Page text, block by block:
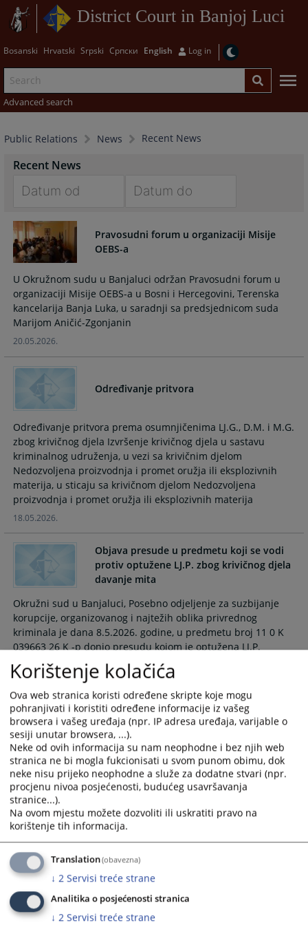
District Court in Banjoj Luci
Bosanski Hrvatski Srpski Српски English Log in
Advanced search
Public Relations News Recent News
Recent News
forward
to
interact
with
the
calendar
and
select
date.
Press
question
mark
key
to
get
the
keyboard
shortcuts
for
changing
dates.
forward
to
with
the
calendar
and
the
mark
key
to
get
the
keyboard
for
changing
dates.
Pravosudni forum u organizaciji Misije
OEBS-a
U Okružnom sudu u Banjaluci održan Pravosudni forum u
organizaciji Misije OEBS-a u Bosni i Hercegovini, Terenska
kancelarija Banja Luka, u saradnji sa predsjednicom suda
Marijom Aničić-Zgonjanin
20.05.2026.
Određivanje pritvora
Određivanje pritvora prema osumnjičenima LJ.G., D.M. i M.G.
zbog krivičnog djela Izvršenje krivičnog djela u sastavu
kriminalnog udruženja, u vezi sa krivičnim djelom
Nedozvoljena proizvodnja i promet oružja ili eksplozivnih
materija, u sticaju sa krivičnom djelom Nedozvoljena
proizvodnja i promet oružja ili eksplozivnih materija
18.05.2026.
Objava presude u predmetu koji se vodi
protiv optužene LJ.P. zbog krivičnog djela
davanje mita
Okružni sud u Banjaluci, Posebno odjeljenje za suzbijanje
korupcije, organizovanog i najtežih oblika privrednog
kriminala je dana 8.5.2026. godine, u predmetu broj 11 0 K
039663 26 K -p donio presudu kojom je optužena LJ.P.
oglašen krivom što je počinila krivično djelo davanje mita iz
člana 320. stav 1. Krivičnog zakonika Republike Srpske
08.05.2026.
Objava presude u predmetu koji se vodi
protiv optuženog N.B. zbog krivičnog
djela davanje mita
Okružni sud u Banjaluci, Posebno odjeljenje za suzbijanje
korupcije, organizovanog i najtežih oblika privrednog
kriminala je dana 30.4.2026. godine, u predmetu broj 11 0 K
039289 26 K - p donio presudu kojom je optuženi N. B.
30.04.2026.
protiv optuženog O.O. zbog krivičnog
djela davanje mita
Korištenje kolačića
Ova web stranica koristi određene skripte koje mogu
pohranjivati i koristiti određene informacije iz vašeg
browsera i vašeg uređaja (npr. IP adresa uređaja, varijable o
sesiji unutar browsera, ...).
Neke od ovih informacija su nam neophodne i bez njih web
stranica ne bi mogla fukcionisati u svom punom obimu, dok
neke nisu prijeko neophodne a služe za dodatne stvari (npr.
procjenu nivoa posjećenosti, budućeg usavršavanja
stranice...).
Na ovom mjestu možete dozvoliti ili uskratiti pravo na
korištenje tih informacija.
Translation(obavezna)
↓ 2 Servisi treće strane
Analitika o posjećenosti stranica
↓ 2 Servisi treće strane